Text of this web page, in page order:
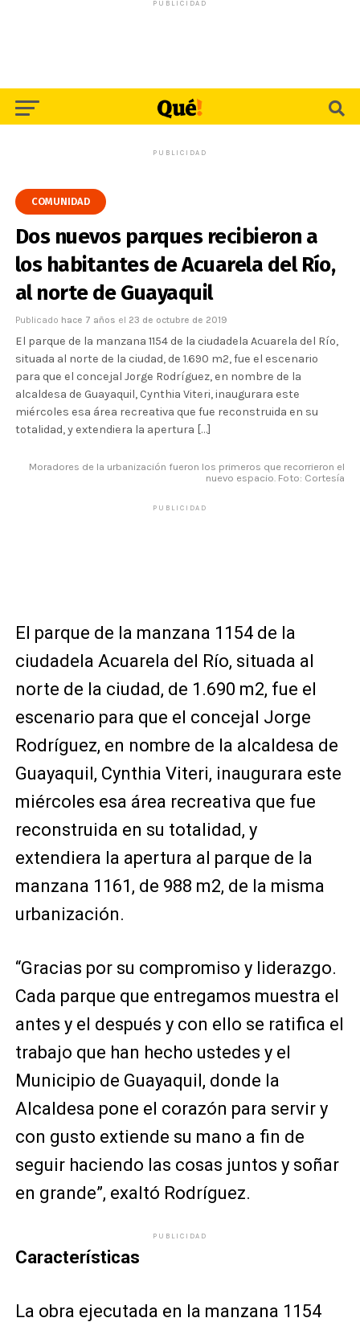
PUBLICIDAD
PUBLICIDAD
COMUNIDAD
Dos nuevos parques recibieron a
los habitantes de Acuarela del Río,
al norte de Guayaquil
Publicado hace 7 años el 23 de octubre de 2019
El parque de la manzana 1154 de la ciudadela Acuarela del Río,
situada al norte de la ciudad, de 1.690 m2, fue el escenario
para que el concejal Jorge Rodríguez, en nombre de la
alcaldesa de Guayaquil, Cynthia Viteri, inaugurara este
miércoles esa área recreativa que fue reconstruida en su
totalidad, y extendiera la apertura […]
Moradores de la urbanización fueron los primeros que recorrieron el
nuevo espacio. Foto: Cortesía
PUBLICIDAD
El parque de la manzana 1154 de la
ciudadela Acuarela del Río, situada al
norte de la ciudad, de 1.690 m2, fue el
escenario para que el concejal Jorge
Rodríguez, en nombre de la alcaldesa de
Guayaquil, Cynthia Viteri, inaugurara este
miércoles esa área recreativa que fue
reconstruida en su totalidad, y
extendiera la apertura al parque de la
manzana 1161, de 988 m2, de la misma
urbanización.
“Gracias por su compromiso y liderazgo.
Cada parque que entregamos muestra el
antes y el después y con ello se ratifica el
trabajo que han hecho ustedes y el
Municipio de Guayaquil, donde la
Alcaldesa pone el corazón para servir y
con gusto extiende su mano a fin de
seguir haciendo las cosas juntos y soñar
en grande”, exaltó Rodríguez.
PUBLICIDAD
Características
La obra ejecutada en la manzana 1154